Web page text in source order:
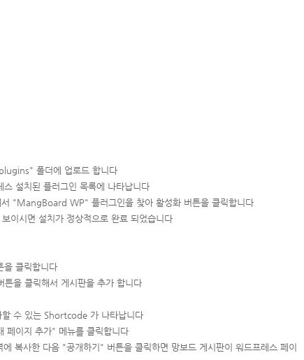
폴더에 업로드 합니다
설치된 플러그인 목록에 나타납니다
"MangBoard WP" 플러그인을 찾아 활성화 버튼을 클릭합니다
이시면 설치가 정상적으로 완료 되었습니다
클릭합니다
을 클릭해서 게시판을 추가 합니다
할 수 있는 Shortcode 가 나타납니다
페이지 추가" 메뉴를 클릭합니다
복사한 다음 "공개하기" 버튼을 클릭하면 망보드 게시판이 워드프레스 페이